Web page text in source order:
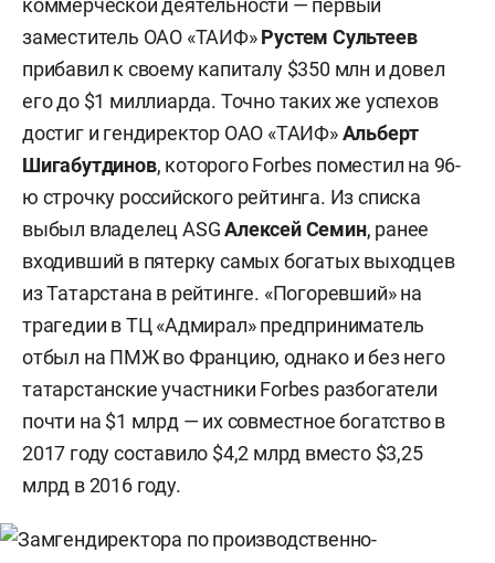
коммерческой деятельности — первый
заместитель ОАО «ТАИФ»Рустем Сультеев
прибавил к своему капиталу $350 млн и довел
его до $1 миллиарда. Точно таких же успехов
достиг и гендиректор ОАО «ТАИФ»Альберт
Шигабутдинов, которого Forbеs поместил на 96-
ю строчку российского рейтинга. Из списка
выбыл владелец ASGАлексей Семин, ранее
входивший в пятерку самых богатых выходцев
из Татарстана в рейтинге. «Погоревший» на
трагедии в ТЦ «Адмирал» предприниматель
отбыл на ПМЖ во Францию, однако и без него
татарстанские участники Forbes разбогатели
почти на $1 млрд — их совместное богатство в
2017 году составило $4,2 млрд вместо $3,25
млрд в 2016 году.